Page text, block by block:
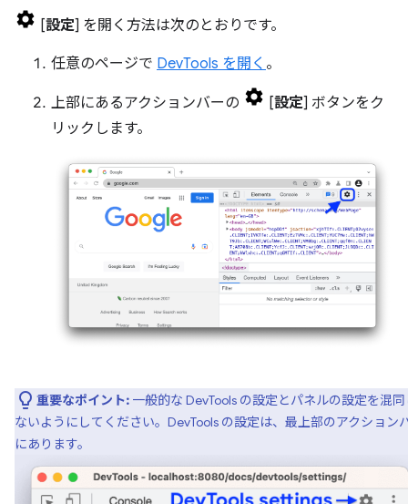
[設定] を開く方法は次のとおりです。
任意のページで DevTools を開く 。
上部にあるアクションバーの [設定] ボタンをク
リックします。
重要なポイント: 一般的な DevTools の設定とパネルの設定を混
ないようにしてください。DevTools の設定は、最上部のアクション
にあります。